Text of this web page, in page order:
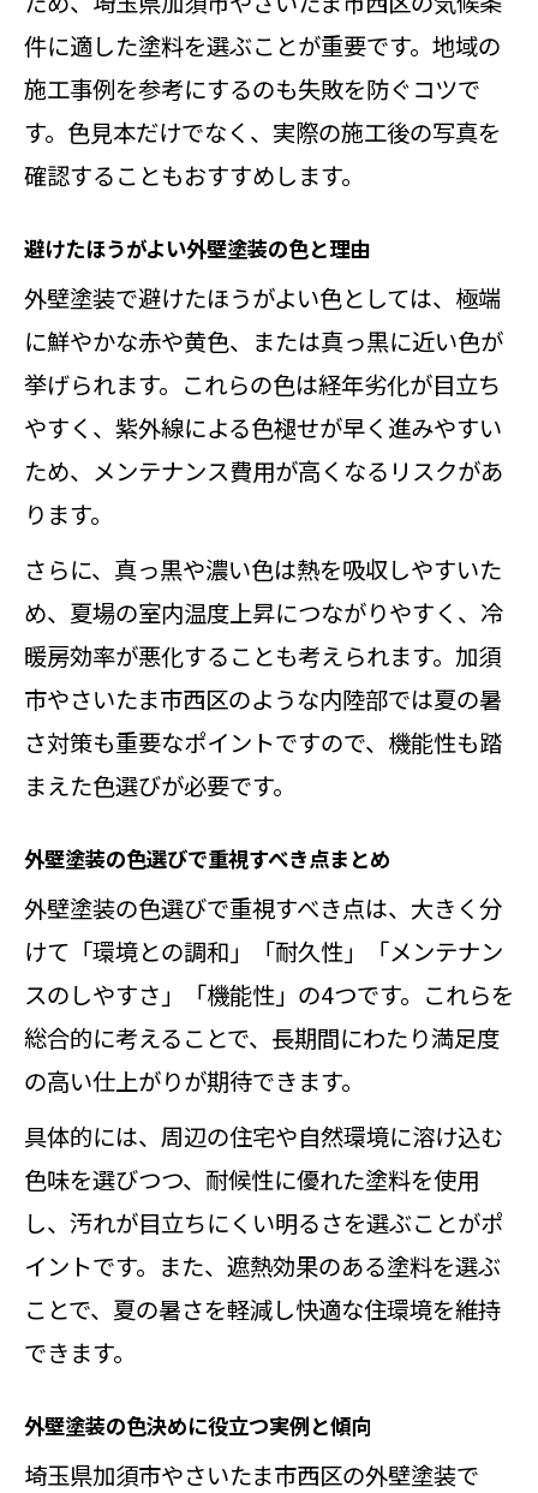
件に適した塗料を選ぶことが重要です。地域の
施工事例を参考にするのも失敗を防ぐコツで
す。色見本だけでなく、実際の施工後の写真を
確認することもおすすめします。
避けたほうがよい外壁塗装の色と理由
外壁塗装で避けたほうがよい色としては、極端
に鮮やかな赤や黄色、または真っ黒に近い色が
挙げられます。これらの色は経年劣化が目立ち
やすく、紫外線による色褪せが早く進みやすい
ため、メンテナンス費用が高くなるリスクがあ
ります。
さらに、真っ黒や濃い色は熱を吸収しやすいた
め、夏場の室内温度上昇につながりやすく、冷
暖房効率が悪化することも考えられます。加須
市やさいたま市西区のような内陸部では夏の暑
さ対策も重要なポイントですので、機能性も踏
まえた色選びが必要です。
外壁塗装の色選びで重視すべき点まとめ
外壁塗装の色選びで重視すべき点は、大きく分
けて「環境との調和」「耐久性」「メンテナン
スのしやすさ」「機能性」の4つです。これらを
総合的に考えることで、長期間にわたり満足度
の高い仕上がりが期待できます。
具体的には、周辺の住宅や自然環境に溶け込む
色味を選びつつ、耐候性に優れた塗料を使用
し、汚れが目立ちにくい明るさを選ぶことがポ
イントです。また、遮熱効果のある塗料を選ぶ
ことで、夏の暑さを軽減し快適な住環境を維持
できます。
外壁塗装の色決めに役立つ実例と傾向
埼玉県加須市やさいたま市西区の外壁塗装で